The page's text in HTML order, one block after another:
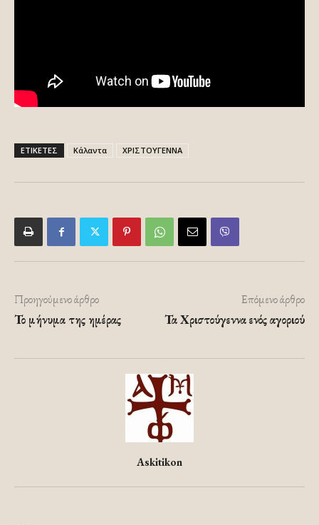
ΕΤΙΚΕΤΕΣ Κάλαντα ΧΡΙΣΤΟΥΓΕΝΝΑ
Προηγούμενο άρθρο
Το μήνυμα της ημέρας
Επόμενο άρθρο
Τα Χριστούγεννα ενός αγοριού
Askitikon